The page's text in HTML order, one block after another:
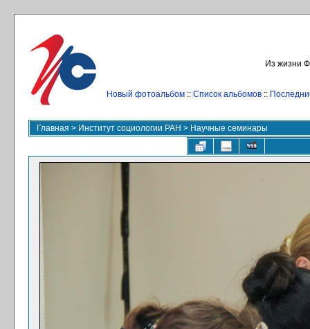
Из жизни
Новый фотоальбом:: Список альбомов::
Главная > Институт социологии РАН > Научные семинары